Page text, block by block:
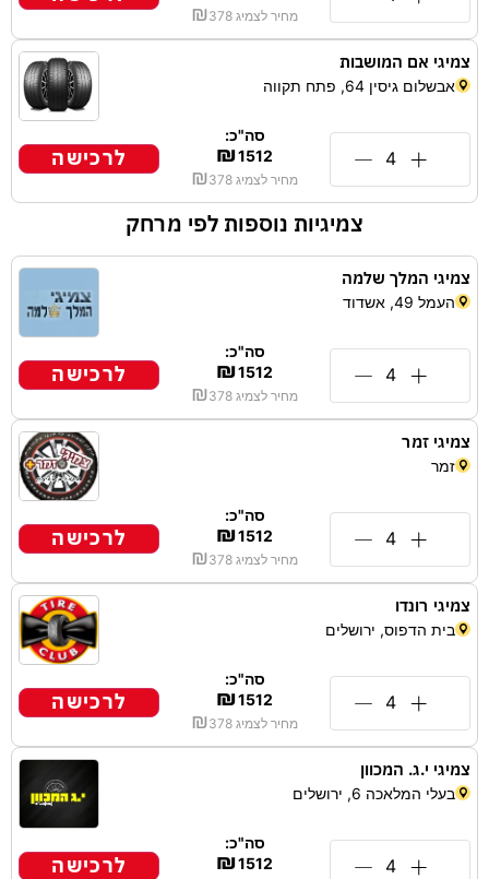
מחיר לצמיג ₪378
צמיגי אם המושבות
אבשלום גיסין 64, פתח תקווה
סה"כ:
₪1512
מחיר לצמיג ₪378
לרכישה
צמיגיות נוספות לפי מרחק
צמיגי המלך שלמה
העמל 49, אשדוד
סה"כ:
₪1512
מחיר לצמיג ₪378
לרכישה
צמיגי זמר
זמר
סה"כ:
₪1512
מחיר לצמיג ₪378
לרכישה
צמיגי רונדו
בית הדפוס, ירושלים
סה"כ:
₪1512
מחיר לצמיג ₪378
לרכישה
צמיגי י.ג. המכוון
בעלי המלאכה 6, ירושלים
סה"כ:
₪1512 לרכישה